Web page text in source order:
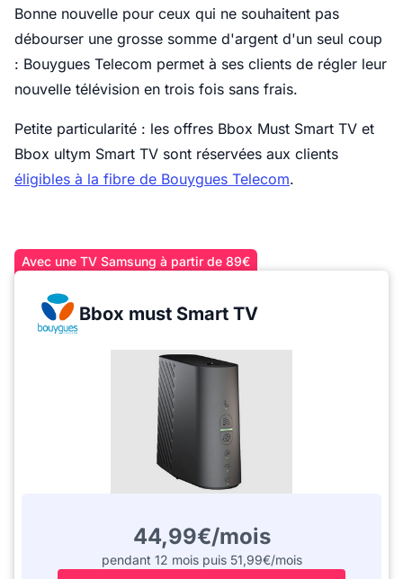
Bonne nouvelle pour ceux qui ne souhaitent pas
débourser une grosse somme d'argent d'un seul coup
: Bouygues Telecom permet à ses clients de régler leur
nouvelle télévision en trois fois sans frais.
Petite particularité : les offres Bbox Must Smart TV et
Bbox ultym Smart TV sont réservées aux clients
éligibles à la fibre de Bouygues Telecom.
Avec une TV Samsung à partir de 89€
Bbox must Smart TV
44,99€/mois
pendant 12 mois puis 51,99€/mois